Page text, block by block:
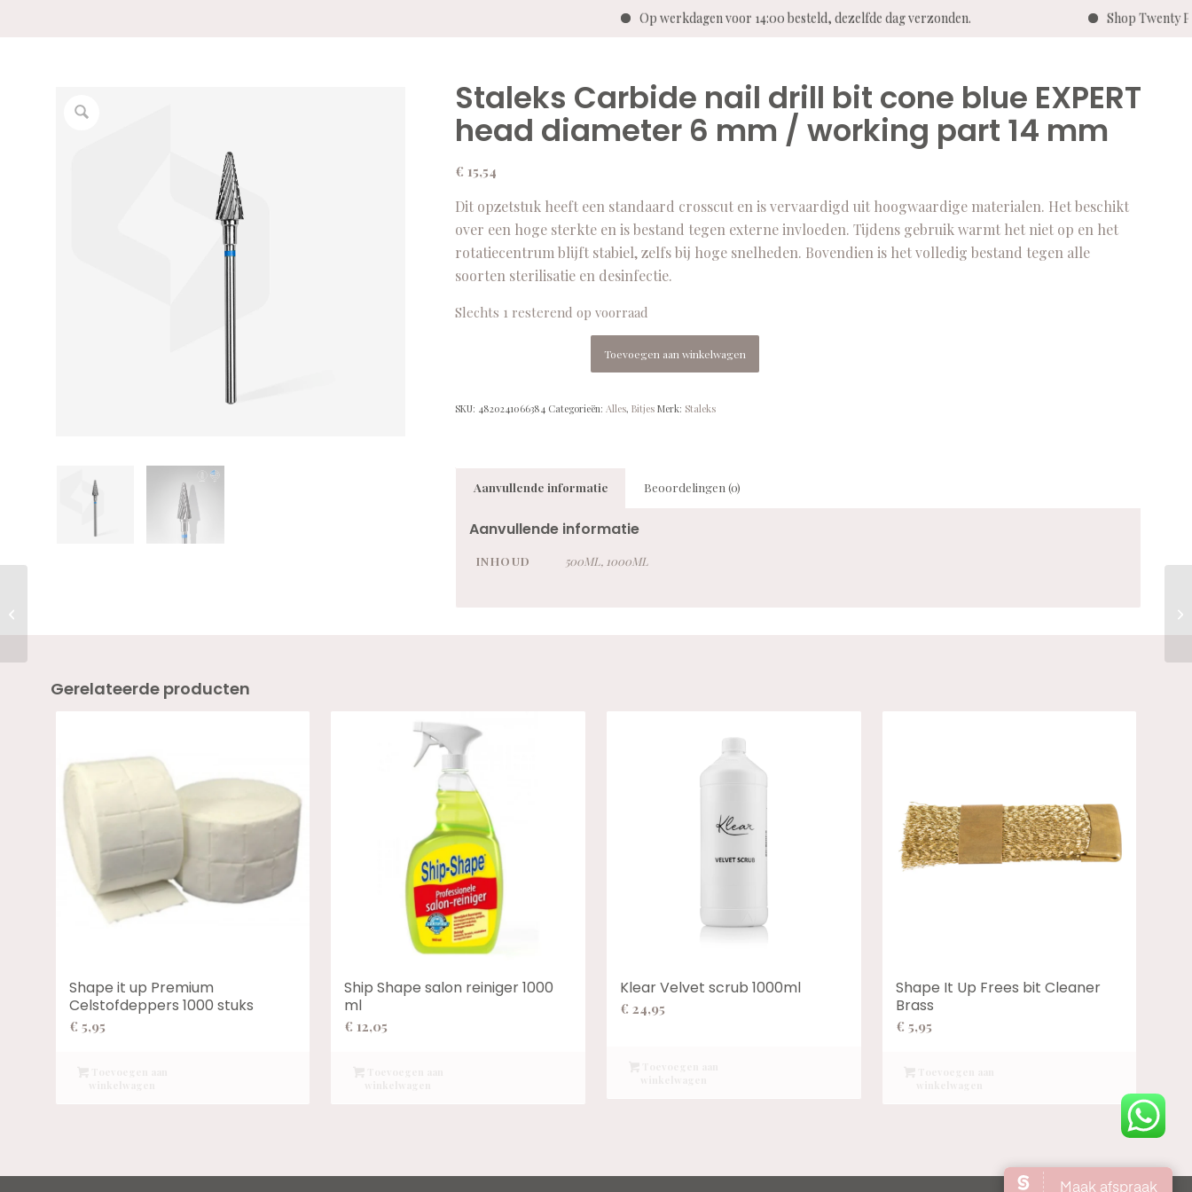
Op werkdagen voor 14:00 besteld, dezelfde dag verzonden. Shop
Staleks Carbide nail drill bit cone blue EXPERT
head diameter 6 mm / working part 14 mm
€ 15,54
Dit opzetstuk heeft een standaard crosscut en is vervaardigd uit hoogwaardige materialen. Het beschikt
over een hoge sterkte en is bestand tegen externe invloeden. Tijdens gebruik warmt het niet op en het
rotatiecentrum blijft stabiel, zelfs bij hoge snelheden. Bovendien is het volledig bestand tegen alle
soorten sterilisatie en desinfectie.
Slechts 1 resterend op voorraad
Toevoegen aan winkelwagen
SKU: 4820241066384 Categorieën: Alles, Bitjes Merk: Staleks
Aanvullende informatie Beoordelingen (0)
Aanvullende informatie
INHOUD 500ML, 1000ML
Gerelateerde producten
Shape it up Premium
Celstofdeppers 1000 stuks
€ 5,95
Ship Shape salon reiniger 1000
ml
€ 12,05
Klear Velvet scrub 1000ml
€ 24,95
Shape It Up Frees bit Cleaner
Brass
€ 5,95